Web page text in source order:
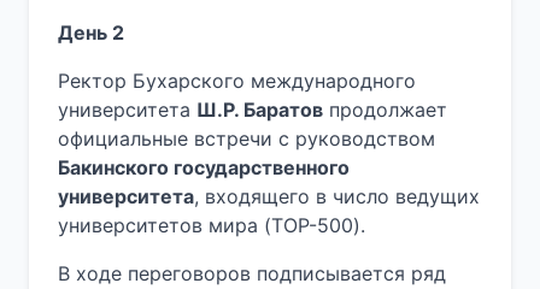
День 2
Ректор Бухарского международного
университета Ш.Р. Баратов продолжает
официальные встречи с руководством
Бакинского государственного
университета, входящего в число ведущих
университетов мира (TOP-500).
В ходе переговоров подписывается ряд